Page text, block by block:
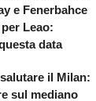
e Fenerbahce
Leao:
data
il Milan:
sul mediano